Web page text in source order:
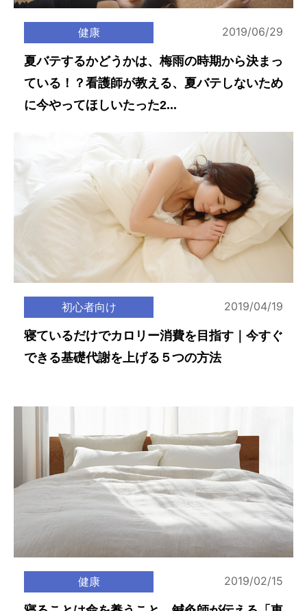
健康 2019/06/29
夏バテするかどうかは、梅雨の時期から決まっ
ている！？看護師が教える、夏バテしないため
に今やってほしいたった2...
初心者向け 2019/04/19
寝ているだけでカロリー消費を目指す｜今すぐ
できる基礎代謝を上げる５つの方法
健康 2019/02/15